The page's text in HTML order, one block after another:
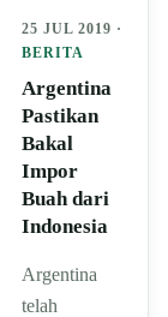
25 JUL 2019 ·
BERITA
Argentina
Pastikan
Bakal
Impor
Buah dari
Indonesia
Argentina
telah